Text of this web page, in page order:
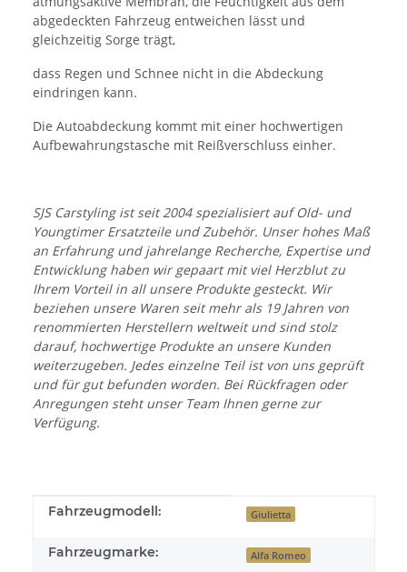
abgedeckten Fahrzeug entweichen lässt und
gleichzeitig Sorge trägt,
dass Regen und Schnee nicht in die Abdeckung
eindringen kann.
Die Autoabdeckung kommt mit einer hochwertigen
Aufbewahrungstasche mit Reißverschluss einher.
SJS Carstyling ist seit 2004 spezialisiert auf Old- und
Youngtimer Ersatzteile und Zubehör. Unser hohes Maß
an Erfahrung und jahrelange Recherche, Expertise und
Entwicklung haben wir gepaart mit viel Herzblut zu
Ihrem Vorteil in all unsere Produkte gesteckt. Wir
beziehen unsere Waren seit mehr als 19 Jahren von
renommierten Herstellern weltweit und sind stolz
darauf, hochwertige Produkte an unsere Kunden
weiterzugeben. Jedes einzelne Teil ist von uns geprüft
und für gut befunden worden. Bei Rückfragen oder
Anregungen steht unser Team Ihnen gerne zur
Verfügung.
Produkteigenschaft
Wert
Fahrzeugmodell: Giulietta
Fahrzeugmarke: Alfa Romeo